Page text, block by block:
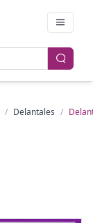
/ Delantales /